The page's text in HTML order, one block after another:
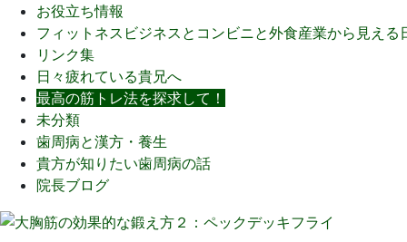
お役立ち情報
フィットネスビジネスとコンビニと外食産業から見える
リンク集
日々疲れている貴兄へ
最高の筋トレ法を探求して！
未分類
歯周病と漢方・養生
貴方が知りたい歯周病の話
院長ブログ